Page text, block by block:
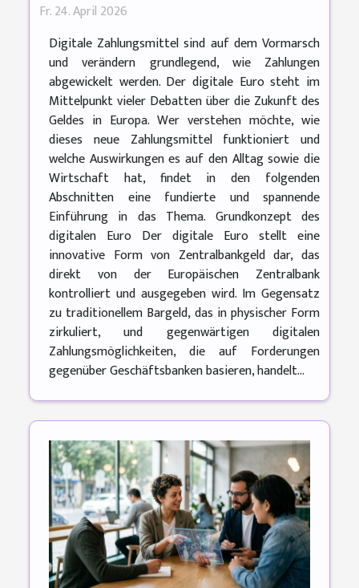
Fr. 24. April 2026
Digitale Zahlungsmittel sind auf dem Vormarsch
und verändern grundlegend, wie Zahlungen
abgewickelt werden. Der digitale Euro steht im
Mittelpunkt vieler Debatten über die Zukunft des
Geldes in Europa. Wer verstehen möchte, wie
dieses neue Zahlungsmittel funktioniert und
welche Auswirkungen es auf den Alltag sowie die
Wirtschaft hat, findet in den folgenden
Abschnitten eine fundierte und spannende
Einführung in das Thema. Grundkonzept des
digitalen Euro Der digitale Euro stellt eine
innovative Form von Zentralbankgeld dar, das
direkt von der Europäischen Zentralbank
kontrolliert und ausgegeben wird. Im Gegensatz
zu traditionellem Bargeld, das in physischer Form
zirkuliert, und gegenwärtigen digitalen
Zahlungsmöglichkeiten, die auf Forderungen
gegenüber Geschäftsbanken basieren, handelt...